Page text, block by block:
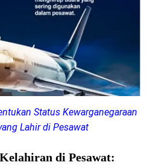
Status Kewarganegaraan
Lahir di Pesawat
di Pesawat: